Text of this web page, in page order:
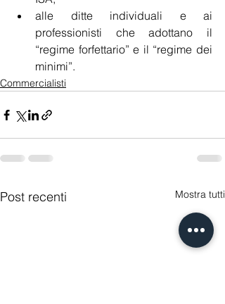
alle ditte individuali e ai
professionisti che adottano il
“regime forfettario” e il “regime dei
minimi”.
Commercialisti
Post recenti Mostra tutti